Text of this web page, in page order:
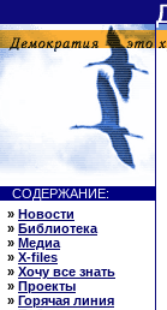
СОДЕРЖАНИЕ:
» Новости
» Библиотека
» Медиа
» X-files
» Хочу все знать
» Проекты
» Горячая линия